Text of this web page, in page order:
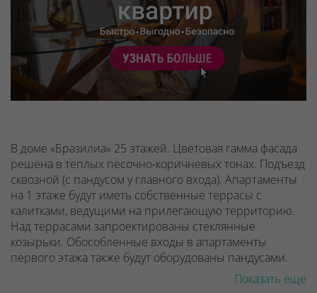
В доме «Бразилиа» 25 этажей. Цветовая гамма фасада
решена в теплых песочно-коричневых тонах. Подъезд
сквозной (с пандусом у главного входа). Апартаменты
на 1 этаже будут иметь собственные террасы с
калитками, ведущими на прилегающую территорию.
Над террасами запроектированы стеклянные
козырьки. Обособленные входы в апартаменты
первого этажа также будут оборудованы пандусами.
Предусмотрено дизайнерское лобби со стойкойПоказать еще